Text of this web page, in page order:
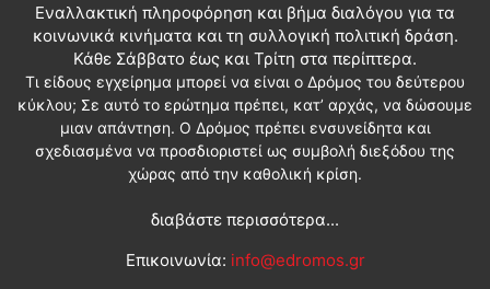
Εναλλακτική πληροφόρηση και βήμα διαλόγου για τα
κοινωνικά κινήματα και τη συλλογική πολιτική δράση.
Κάθε Σάββατο έως και Τρίτη στα περίπτερα.
Τι είδους εγχείρημα μπορεί να είναι ο Δρόμος του δεύτερου
κύκλου; Σε αυτό το ερώτημα πρέπει, κατ’ αρχάς, να δώσουμε
μιαν απάντηση. Ο Δρόμος πρέπει ενσυνείδητα και
σχεδιασμένα να προσδιοριστεί ως συμβολή διεξόδου της
χώρας από την καθολική κρίση.
διαβάστε περισσότερα...
Επικοινωνία: info@edromos.gr